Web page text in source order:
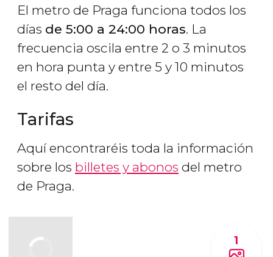
El metro de Praga funciona todos los
días de 5:00 a 24:00 horas. La
frecuencia oscila entre 2 o 3 minutos
en hora punta y entre 5 y 10 minutos
el resto del día.
Tarifas
Aquí encontraréis toda la información
sobre los billetes y abonos del metro
de Praga.
1